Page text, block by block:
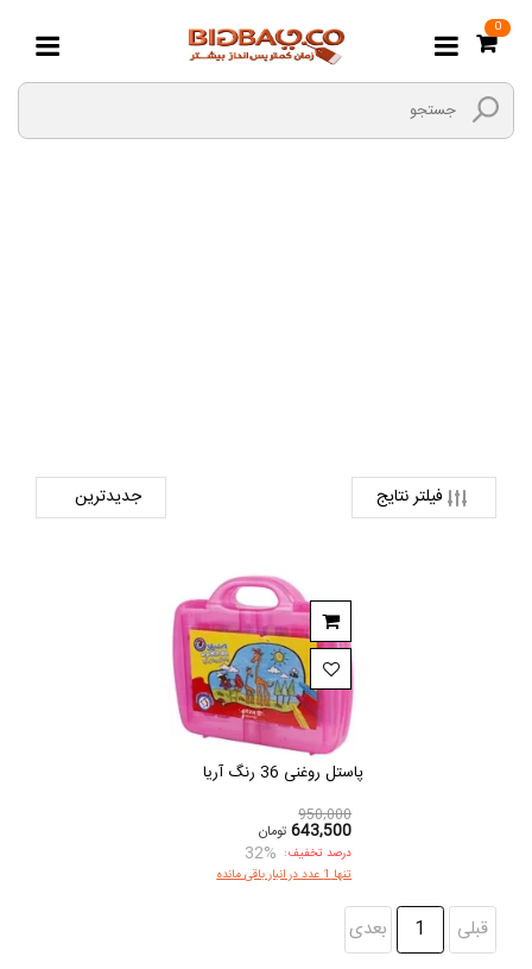
0
فیلتر نتایج
پاستل روغنی 36 رنگ آریا
950,000
643,500 تومان
درصد تخفیف: 32%
تنها 1 عدد در انبار باقی مانده
قبلی 1 بعدی